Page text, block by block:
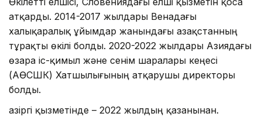
атқарды. 2014-2017 жылдары Венадағы
халықаралық ұйымдар жанындағы Қазақстанның
тұрақты өкілі болды. 2020-2022 жылдары Азиядағы
өзара іс-қимыл және сенім шаралары кеңесі
(АӨСШК) Хатшылығының атқарушы директоры
болды.
Қазіргі қызметінде – 2022 жылдың қазанынан.